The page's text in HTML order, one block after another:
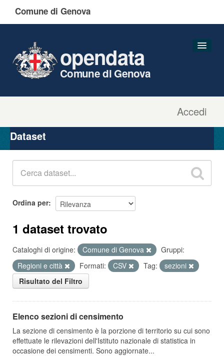
Comune di Genova
Accedi
opendata
Comune di Genova
Organizzazioni
Gruppi
Dataset
Ordina per
1 dataset trovato
Cataloghi di origine: Comune di Genova
Gruppi:
Regioni e città
Formati: CSV Tag:
sezioni
Risultato del Filtro
Elenco sezioni di censimento
La sezione di censimento è la porzione di territorio su cui sono
effettuate le rilevazioni dell'Istituto nazionale di statistica in
occasione dei censimenti. Sono aggiornate...